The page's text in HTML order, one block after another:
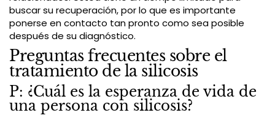
buscar su recuperación, por lo que es importante
ponerse en contacto tan pronto como sea posible
después de su diagnóstico.
Preguntas frecuentes sobre el
tratamiento de la silicosis
P: ¿Cuál es la esperanza de vida de
una persona con silicosis?